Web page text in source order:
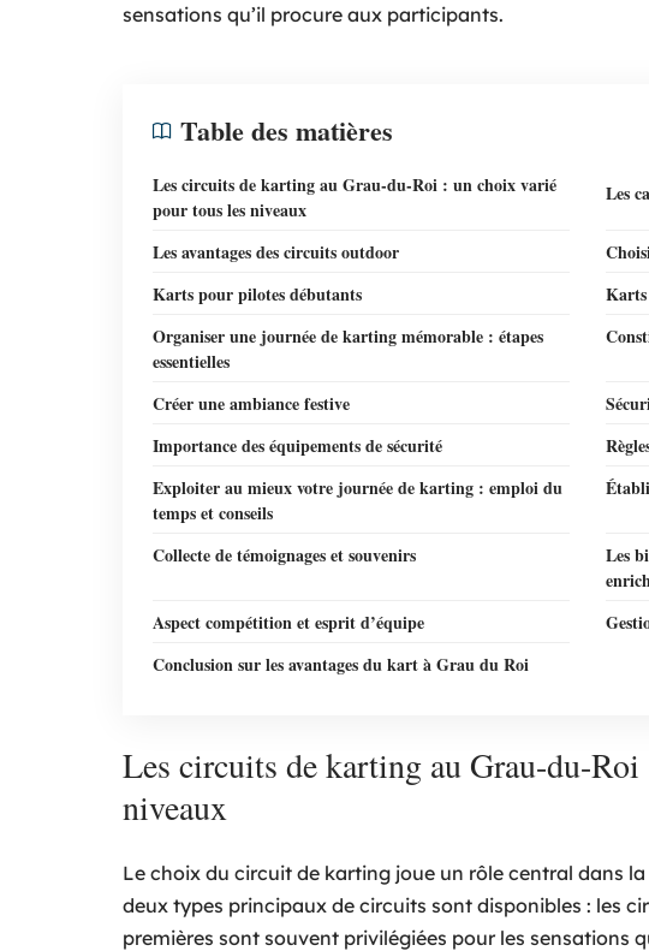
sensations qu’il procure aux participants.
Table des matières
Les circuits de karting au Grau-du-Roi : un choix varié
pour tous les niveaux
Les
Les avantages des circuits outdoor
Karts pour pilotes débutants
Organiser une journée de karting mémorable : étapes
essentielles
Créer une ambiance festive
Importance des équipements de sécurité
Exploiter au mieux votre journée de karting : emploi du
temps et conseils
Collecte de témoignages et souvenirs
Les
Aspect compétition et esprit d’équipe
Conclusion sur les avantages du kart à Grau du Roi
Les circuits de karting au Grau-du-
niveaux
Le choix du circuit de karting joue un rôle central dans
deux types principaux de circuits sont disponibles : les
premières sont souvent privilégiées pour les sensations